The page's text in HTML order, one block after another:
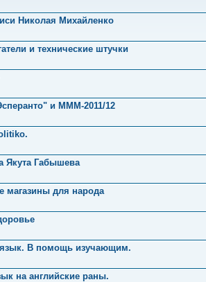
Николая Михайленко
и технические штучки
и MMM-2011/12
Якута Габышева
магазины для народа
язык. В помощь изучающим.
на английские раны.